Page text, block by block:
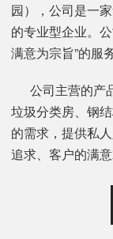
园），公司是一
的专业型企业。
满意为宗旨”的服
公司主营的产
垃圾分类房、钢
的需求，提供私
追求、客户的满